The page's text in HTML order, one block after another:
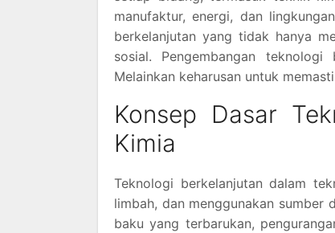
manufaktur, energi, dan
berkelanjutan yang tidak hanya
sosial. Pengembangan
Melainkan keharusan untuk
Konsep Dasar
Kimia
Teknologi berkelanjutan dalam
limbah, dan menggunakan sumber
baku yang terbarukan,